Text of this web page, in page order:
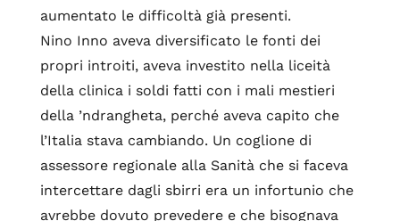
aumentato le difficoltà già presenti.
Nino Inno aveva diversificato le fonti dei
propri introiti, aveva investito nella liceità
della clinica i soldi fatti con i mali mestieri
della ’ndrangheta, perché aveva capito che
l’Italia stava cambiando. Un coglione di
assessore regionale alla Sanità che si faceva
intercettare dagli sbirri era un infortunio che
avrebbe dovuto prevedere e che bisognava